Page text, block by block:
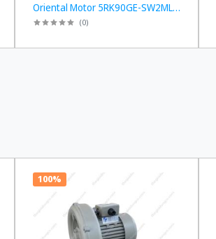
Oriental Motor 5RK90GE-SW2ML +
5GE120KF công suất 60W tỉ số
(0)
100%